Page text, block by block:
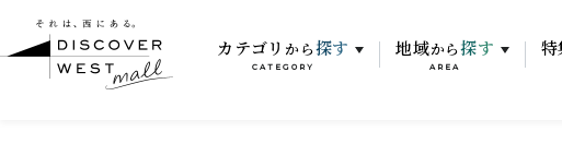
カテゴリ から 探す
CATEGORY
地域から 探す
AREA